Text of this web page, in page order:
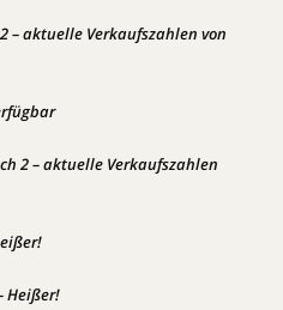
– aktuelle Verkaufszahlen von
2 – aktuelle Verkaufszahlen
Heißer!